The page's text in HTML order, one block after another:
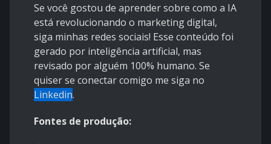
Se você gostou de aprender sobre como a IA
está revolucionando o marketing digital,
siga minhas redes sociais! Esse conteúdo foi
gerado por inteligência artificial, mas
revisado por alguém 100% humano. Se
quiser se conectar comigo me siga no
Linkedin.
Fontes de produção: